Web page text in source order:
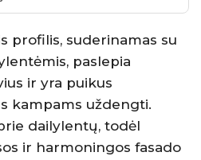
profilis, suderinamas su
paslepia
ir yra puikus
kampams uždengti.
dailylentų, todėl
ir harmoningos fasado